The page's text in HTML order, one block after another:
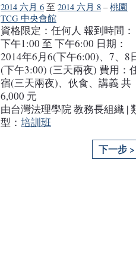
2014 六月 6 至 2014 六月 8 –桃園
TCG 中央會館
資格限定：任何人 報到時間：
下午1:00 至 下午6:00 日期：
2014年6月6(下午6:00)、7、8
(下午3:00) (三天兩夜) 費用：
宿(三天兩夜)、伙食、講義 共
6,000 元
由台灣法理學院 教務長組織 |
型： 培訓班
下一步 >